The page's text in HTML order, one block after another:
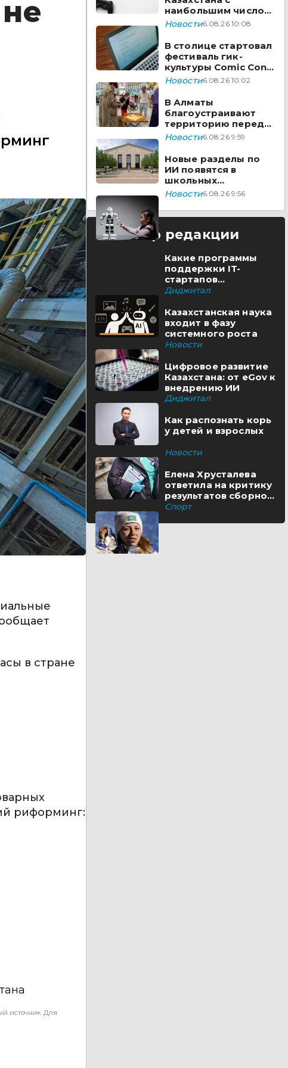
в стране
риформинг:
источник. Для
наибольшим числом
вакансий на Enbek.kz
Новости6.08.26 10:08
В столице стартовал
фестиваль гик-
культуры Comic Con
Astana 2026
Новости6.08.26 10:02
В Алматы
благоустраивают
территорию перед
ТЮЗом
Новости6.08.26 9:59
Новые разделы по
ИИ появятся в
школьных
предметах
Новости6.08.26 9:56
Выбор редакции
Какие программы
поддержки IT-
стартапов
реализуются в
Диджитал
Казахстанская наука
входит в фазу
системного роста
Новости
Цифровое развитие
Казахстана: от eGov к
внедрению ИИ
Диджитал
Как распознать корь
у детей и взрослых
Новости
Елена Хрусталева
ответила на критику
результатов сборной
Казахстана
Спорт